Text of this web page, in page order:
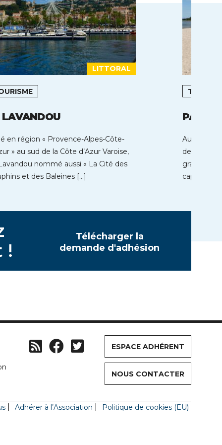
LITTORAL
LAVANDOU
en région « Provence-Alpes-Côte-
» au sud de la Côte d’Azur Varoise,
nommé aussi « La Cité des
et des Baleines […]
Au coeur
de
grands
capacité
!
Télécharger la
demande d'adhésion
ESPACE ADHÉRENT
NOUS CONTACTER
Adhérer à l’Association Politique de cookies (EU)